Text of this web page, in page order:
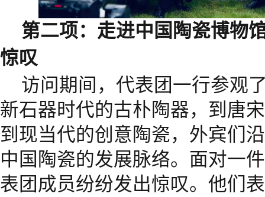
第二项：走进中国陶瓷博物
惊叹
访问期间，代表团一行参观
新石器时代的古朴陶器，到唐
到现当代的创意陶瓷，外宾们
中国陶瓷的发展脉络。面对一
表团成员纷纷发出惊叹。他们